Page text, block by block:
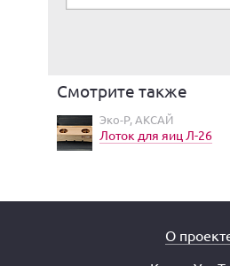
Смотрите также
Эко-Р, АКСАЙ
Лоток для яиц Л-26
О